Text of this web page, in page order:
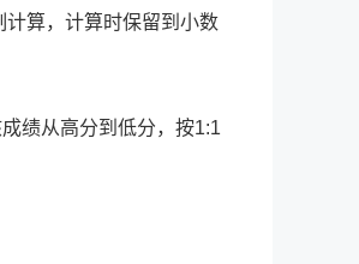
算，计算时保留到小数
绩从高分到低分，按1:1